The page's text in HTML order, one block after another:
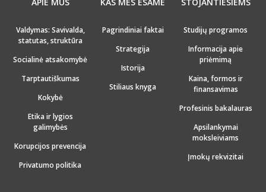
Valdymas: Savivalda,
statutas, struktūra
Socialinė atsakomybė
Tarptautiškumas
Kokybė
Etika ir lygios
galimybės
Korupcijos prevencija
Privatumo politika
Pagrindiniai faktai
Strategija
Istorija
Stiliaus knyga
Studijų programos
Informacija apie
priėmimą
Kaina, formos ir
finansavimas
Profesinis bakalauras
Apsilankymai
moksleiviams
Įmokų rekvizitai